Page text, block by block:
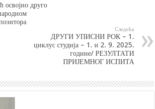
освојио друго
Следећа
ДРУГИ УПИСНИ РОК – 1.
циклус студија – 1. и 2. 9. 2025.
године/ РЕЗУЛТАТИ
ПРИЈЕМНОГ ИСПИТА